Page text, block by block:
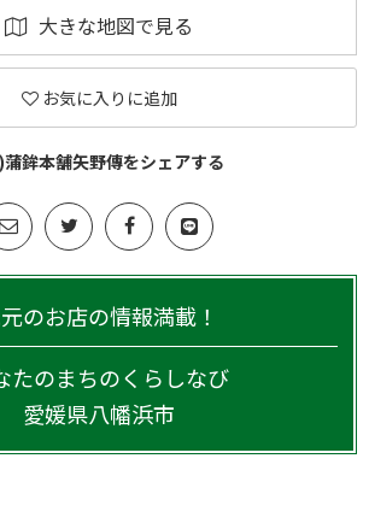
大きな地図で見る
お気に入りに追加
鉾本舗矢野傳をシェアする
のお店の情報満載！
たのまちのくらしなび
愛媛県八幡浜市